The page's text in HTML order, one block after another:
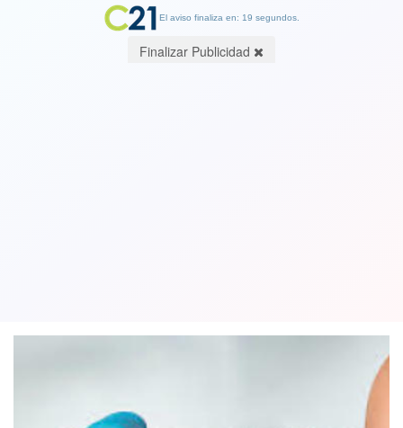
El aviso finaliza en: 19 segundos.
Finalizar Publicidad